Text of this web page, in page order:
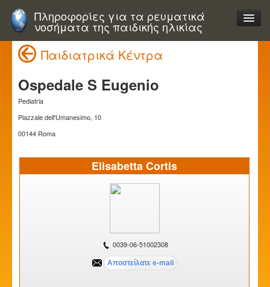
Πληροφορίες για τα ρευματικά
νοσήματα της παιδικής ηλικίας
Παιδιατρικά Κέντρα
Ospedale S Eugenio
Pediatria
Piazzale dell'Umanesimo, 10
00144 Roma
Elisabetta Cortis
0039-06-51002308